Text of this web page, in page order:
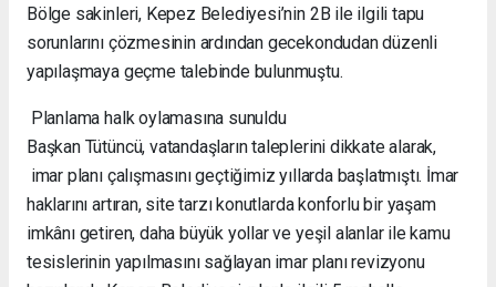
Bölge sakinleri, Kepez Belediyesi’nin 2B ile ilgili tapu
sorunlarını çözmesinin ardından gecekondudan düzenli
yapılaşmaya geçme talebinde bulunmuştu.
Planlama halk oylamasına sunuldu
Başkan Tütüncü, vatandaşların taleplerini dikkate alarak,
imar planı çalışmasını geçtiğimiz yıllarda başlatmıştı. İmar
haklarını artıran, site tarzı konutlarda konforlu bir yaşam
imkânı getiren, daha büyük yollar ve yeşil alanlar ile kamu
tesislerinin yapılmasını sağlayan imar planı revizyonu